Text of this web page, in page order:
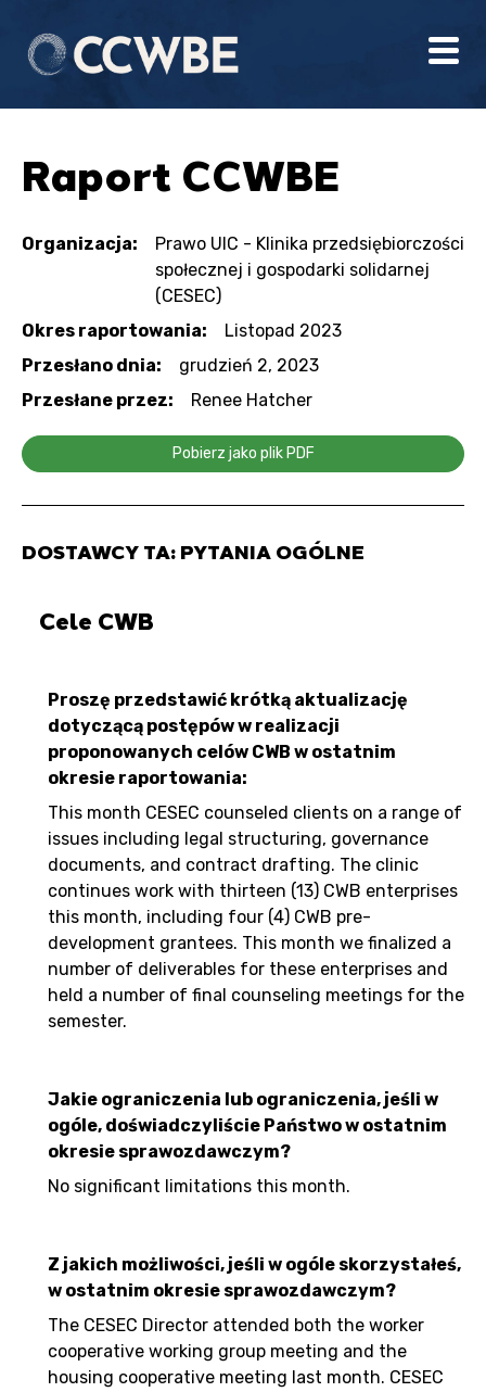
Raport CCWBE
Organizacja:
Prawo UIC - Klinika przedsiębiorczości
społecznej i gospodarki solidarnej
(CESEC)
Okres raportowania:
Listopad 2023
Przesłano dnia:
grudzień 2, 2023
Przesłane przez:
Renee Hatcher
Pobierz jako plik PDF
DOSTAWCY TA: PYTANIA OGÓLNE
Cele CWB
Proszę przedstawić krótką aktualizację
dotyczącą postępów w realizacji
proponowanych celów CWB w ostatnim
okresie raportowania:
This month CESEC counseled clients on a range of
issues including legal structuring, governance
documents, and contract drafting. The clinic
continues work with thirteen (13) CWB enterprises
this month, including four (4) CWB pre-
development grantees. This month we finalized a
number of deliverables for these enterprises and
held a number of final counseling meetings for the
semester.
Jakie ograniczenia lub ograniczenia, jeśli w
ogóle, doświadczyliście Państwo w ostatnim
okresie sprawozdawczym?
No significant limitations this month.
Z jakich możliwości, jeśli w ogóle skorzystałeś,
w ostatnim okresie sprawozdawczym?
The CESEC Director attended both the worker
cooperative working group meeting and the
housing cooperative meeting last month. CESEC